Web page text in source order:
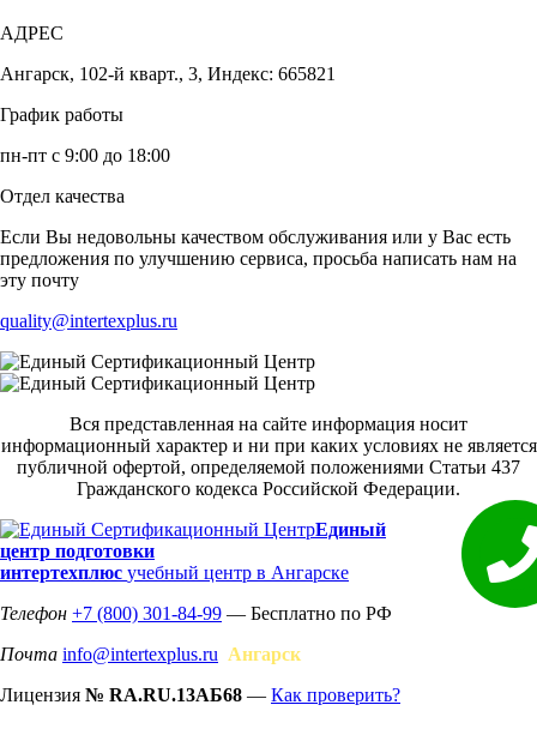
АДРЕС
Ангарск, 102-й кварт., 3, Индекс: 665821
График работы
пн-пт с 9:00 до 18:00
Отдел качества
Если Вы недовольны качеством обслуживания или у Вас есть
предложения по улучшению сервиса, просьба написать нам на
эту почту
quality@intertexplus.ru
Вся представленная на сайте информация носит
информационный характер и ни при каких условиях не является
публичной офертой, определяемой положениями Статьи 437
Гражданского кодекса Российской Федерации.
Единый
центр подготовки
интертехплюс учебный центр в Ангарске
Телефон +7 (800) 301-84-99 — Бесплатно по РФ
Почта info@intertexplus.ru Ангарск
Лицензия № RA.RU.13АБ68 — Как проверить?